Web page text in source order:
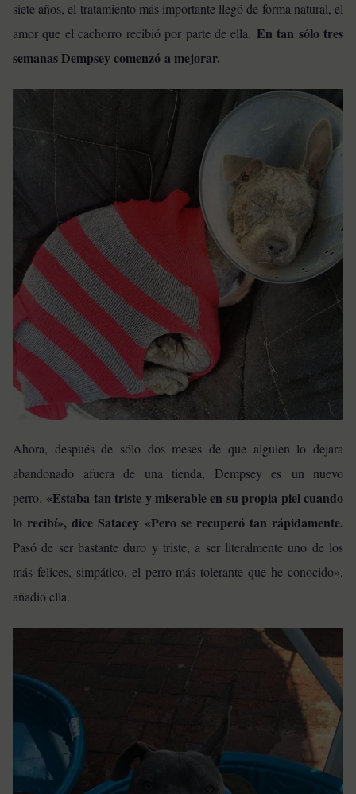
siete años, el tratamiento más importante llegó de forma natural, el
amor que el cachorro recibió por parte de ella. En tan sólo tres
semanas Dempsey comenzó a mejorar.
Ahora, después de sólo dos meses de que alguien lo dejara
abandonado afuera de una tienda, Dempsey es un nuevo
perro. «Estaba tan triste y miserable en su propia piel cuando
lo recibí», dice Satacey «Pero se recuperó tan rápidamente.
Pasó de ser bastante duro y triste, a ser literalmente uno de los
más felices, simpático, el perro más tolerante que he conocido»,
añadió ella.